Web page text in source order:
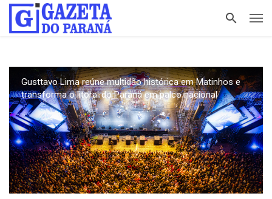
Gusttavo Lima reúne multidão histórica em Matinhos e
transforma o litoral do Paraná em palco nacional